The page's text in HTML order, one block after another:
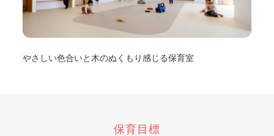
やさしい色合いと木のぬくもり感じる保育室
保育目標